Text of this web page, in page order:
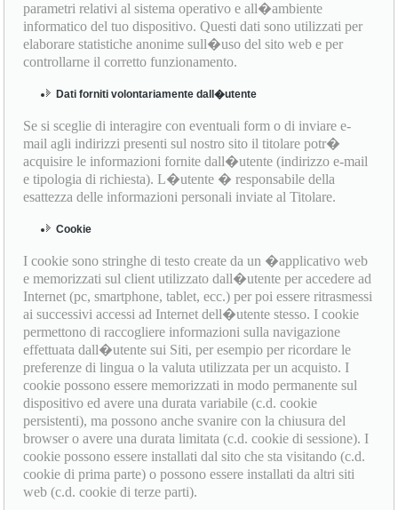
parametri relativi al sistema operativo e all�ambiente
informatico del tuo dispositivo. Questi dati sono utilizzati per
elaborare statistiche anonime sull�uso del sito web e per
controllarne il corretto funzionamento.
Dati forniti volontariamente dall�utente
Se si sceglie di interagire con eventuali form o di inviare e-
mail agli indirizzi presenti sul nostro sito il titolare potr�
acquisire le informazioni fornite dall�utente (indirizzo e-mail
e tipologia di richiesta). L�utente � responsabile della
esattezza delle informazioni personali inviate al Titolare.
Cookie
I cookie sono stringhe di testo create da un �applicativo web
e memorizzati sul client utilizzato dall�utente per accedere ad
Internet (pc, smartphone, tablet, ecc.) per poi essere ritrasmessi
ai successivi accessi ad Internet dell�utente stesso. I cookie
permettono di raccogliere informazioni sulla navigazione
effettuata dall�utente sui Siti, per esempio per ricordare le
preferenze di lingua o la valuta utilizzata per un acquisto. I
cookie possono essere memorizzati in modo permanente sul
dispositivo ed avere una durata variabile (c.d. cookie
persistenti), ma possono anche svanire con la chiusura del
browser o avere una durata limitata (c.d. cookie di sessione). I
cookie possono essere installati dal sito che sta visitando (c.d.
cookie di prima parte) o possono essere installati da altri siti
web (c.d. cookie di terze parti).